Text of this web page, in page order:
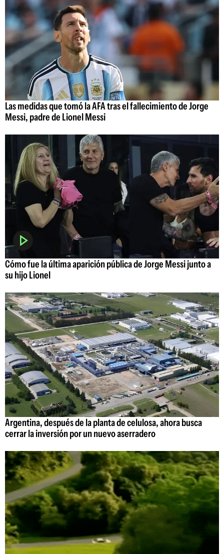
Las medidas que tomó la AFA tras el fallecimiento de Jorge
Messi, padre de Lionel Messi
Cómo fue la última aparición pública de Jorge Messi junto a
su hijo Lionel
Argentina, después de la planta de celulosa, ahora busca
cerrar la inversión por un nuevo aserradero